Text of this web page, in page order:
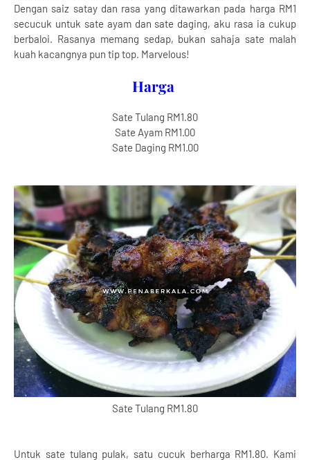
Dengan saiz satay dan rasa yang ditawarkan pada harga RM1
secucuk untuk sate ayam dan sate daging, aku rasa ia cukup
berbaloi. Rasanya memang sedap, bukan sahaja sate malah
kuah kacangnya pun tip top. Marvelous!
Harga
Sate Tulang RM1.80
Sate Ayam RM1.00
Sate Daging RM1.00
Sate Tulang RM1.80
Untuk sate tulang pulak, satu cucuk berharga RM1.80. Kami